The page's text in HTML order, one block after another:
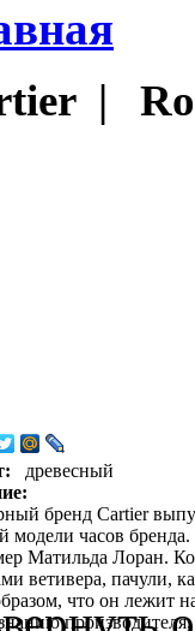
|
древесный
бренд Cartier
модели часов
Матильда Лоран.
ветивера, пачули,
что он лежит